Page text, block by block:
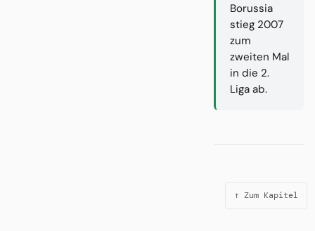
Borussia
stieg 2007
zum
zweiten Mal
in die 2.
Liga ab.
↑ Zum Kapitel